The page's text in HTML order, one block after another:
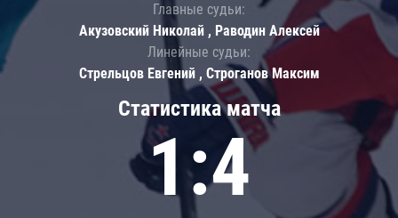
Статистика матча
1:4
Главные судьи:
Акузовский Николай , Раводин Алексей
Линейные судьи:
Стрельцов Евгений , Строганов Максим